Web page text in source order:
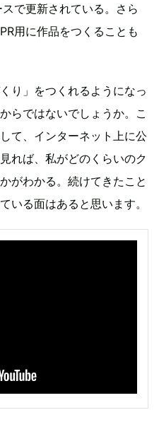
で更新されている。さら
用に作品をつくることも
り」をつくれるようになっ
らではないでしょうか。こ
て、インターネット上に公
れば、私がどのくらいのク
がわかる。続けてきたこと
いる面はあると思います。